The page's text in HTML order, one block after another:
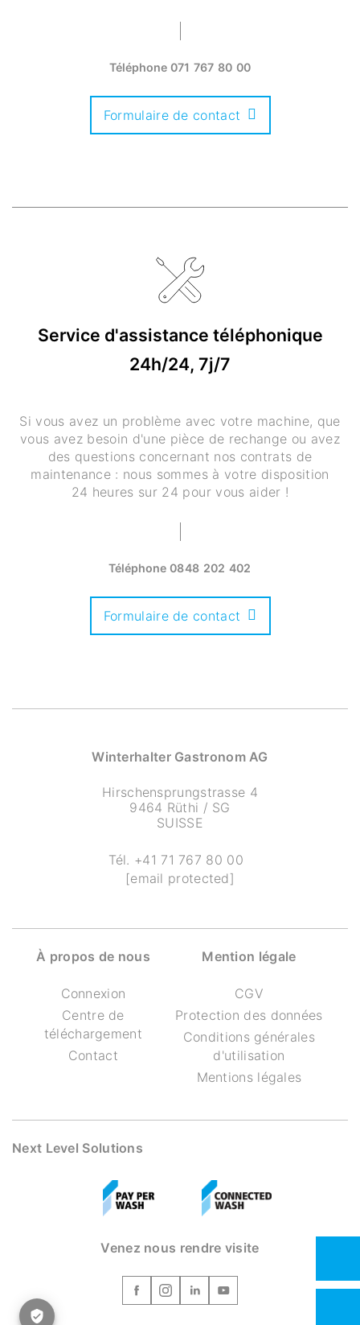
Téléphone 071 767 80 00
Formulaire de contact
Service d'assistance téléphonique
24h/24, 7j/7
Si vous avez un problème avec votre machine, que
vous avez besoin d'une pièce de rechange ou avez
des questions concernant nos contrats de
maintenance : nous sommes à votre disposition
24 heures sur 24 pour vous aider !
Téléphone0848 202 402
Formulaire de contact
Winterhalter Gastronom AG
Hirschensprungstrasse 4
9464 Rüthi / SG
SUISSE
Tél. +41 71 767 80 00
[email protected]
À propos de nous
Connexion
Centre de
téléchargement
Contact
Mention légale
CGV
Protection des données
Conditions générales
d'utilisation
Mentions légales
Next Level Solutions
Venez nous rendre visite